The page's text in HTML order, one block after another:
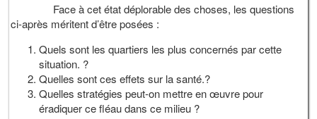
Face à cet état déplorable des choses, les questions
ci-après méritent d’être posées :
Quels sont les quartiers les plus concernés par cette
situation. ?
Quelles sont ces effets sur la santé.?
Quelles stratégies peut-on mettre en œuvre pour
éradiquer ce fléau dans ce milieu ?